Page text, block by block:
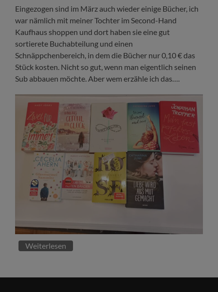
Eingezogen sind im März auch wieder einige Bücher, ich
war nämlich mit meiner Tochter im Second-Hand
Kaufhaus shoppen und dort haben sie eine gut
sortierete Buchabteilung und einen
Schnäppchenbereich, in dem die Bücher nur 0,10 € das
Stück kosten. Nicht so gut, wenn man eigentlich seinen
Sub abbauen möchte. Aber wem erzähle ich das….
Weiterlesen